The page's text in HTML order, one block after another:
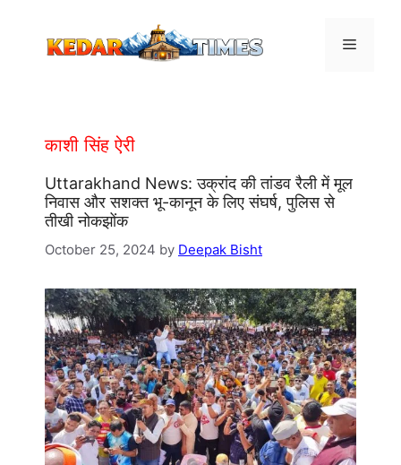
Menu
काशी सिंह ऐरी
Uttarakhand News: उक्रांद की तांडव रैली में मूल
निवास और सशक्त भू-कानून के लिए संघर्ष, पुलिस से
तीखी नोकझोंक
October 25, 2024 by Deepak Bisht